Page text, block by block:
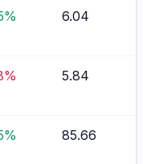
6.04
5.84
85.66